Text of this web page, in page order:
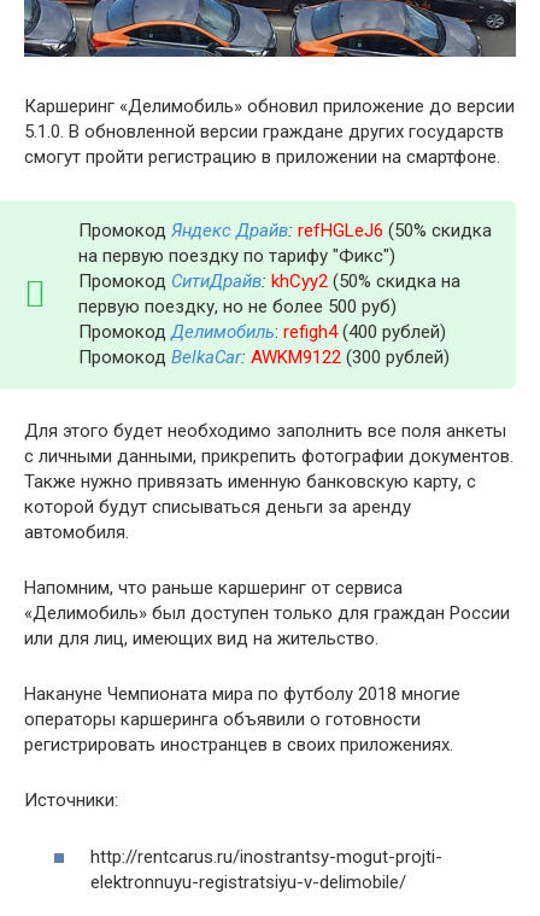
Каршеринг «Делимобиль» обновил приложение до версии
5.1.0. В обновленной версии граждане других государств
смогут пройти регистрацию в приложении на смартфоне.
Промокод Яндекс Драйв: refHGLeJ6 (50% скидка
на первую поездку по тарифу "Фикс")
Промокод СитиДрайв: khCyy2 (50% скидка на
первую поездку, но не более 500 руб)
ПромокодДелимобиль: refigh4(400 рублей)
Промокод BelkaCar: AWKM9122 (300 рублей)
Для этого будет необходимо заполнить все поля анкеты
с личными данными, прикрепить фотографии документов.
Также нужно привязать именную банковскую карту, с
которой будут списываться деньги за аренду
автомобиля.
Напомним, что раньше каршеринг от сервиса
«Делимобиль» был доступен только для граждан России
или для лиц, имеющих вид на жительство.
Накануне Чемпионата мира по футболу 2018 многие
операторы каршеринга объявили о готовности
регистрировать иностранцев в своих приложениях.
Источники:
http://rentcarus.ru/inostrantsy-mogut-projti-
elektronnuyu-registratsiyu-v-delimobile/